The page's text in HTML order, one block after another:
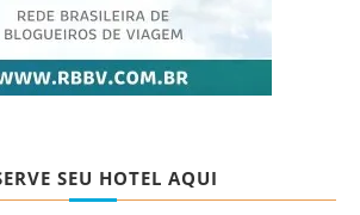
SEU HOTEL AQUI